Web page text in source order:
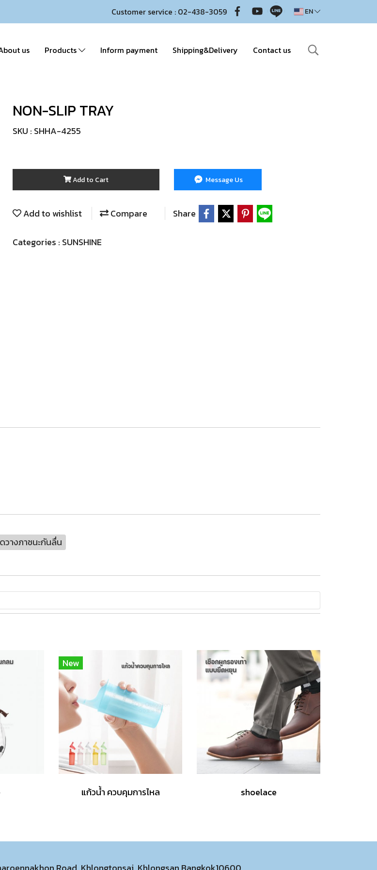
Customer service : 02-438-3059 EN
us Products Inform payment Shipping&Delivery Contact us
NON-SLIP TRAY
SKU : SHHA-4255
Add to Cart Message Us
Add to wishlist Compare Share
Categories : SUNSHINE
วางภาชนะกันลื่น
New
แก้วน้ำ ควบคุมการไหล shoelace